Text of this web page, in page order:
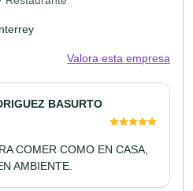
Valora esta empresa
BASURTO
COMER COMO EN CASA,
AMBIENTE.